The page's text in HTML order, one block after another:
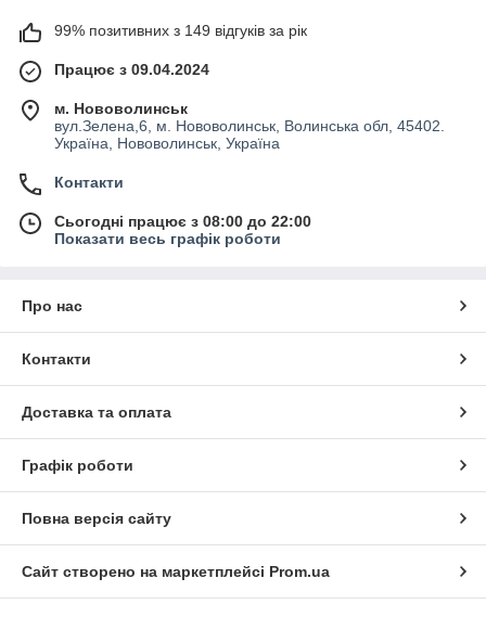
99% позитивних з 149 відгуків за рік
Працює з 09.04.2024
м. Нововолинськ
вул.Зелена,6, м. Нововолинськ, Волинська обл, 45402.
Україна, Нововолинськ, Україна
Контакти
Сьогодні працює з 08:00 до 22:00
Показати весь графік роботи
Про нас
Контакти
Доставка та оплата
Графік роботи
Повна версія сайту
Сайт створено на маркетплейсі Prom.ua